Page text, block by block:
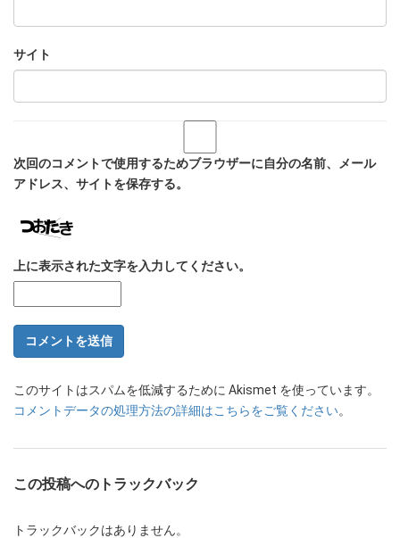
サイト
次回のコメントで使用するためブラウザーに自分の名前、メール
アドレス、サイトを保存する。
上に表示された文字を入力してください。
このサイトはスパムを低減するために Akismet を使っています。
コメントデータの処理方法の詳細はこちらをご覧ください。
この投稿へのトラックバック
トラックバックはありません。